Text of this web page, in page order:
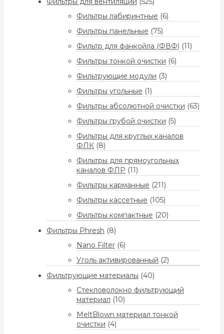
Фильтры лабиринтные (6)
Фильтры панельные (75)
Фильтр для фанкойла (ФВФ) (11)
Фильтры тонкой очистки (6)
Фильтрующие модули (3)
Фильтры угольные (1)
Фильтры абсолютной очистки (63)
Фильтры грубой очистки (5)
Фильтры для круглых каналов
ФЛК (8)
Фильтры для прямоугольных
каналов ФЛР (11)
Фильтры карманные (211)
Фильтры кассетные (105)
Фильтры компактные (20)
Фильтры Phresh (8)
Nano Filter (6)
Уголь активированный (2)
Фильтрующие материалы (40)
Стекловолокно фильтрующий
материал (10)
MeltBlown материал тонкой
очистки (4)